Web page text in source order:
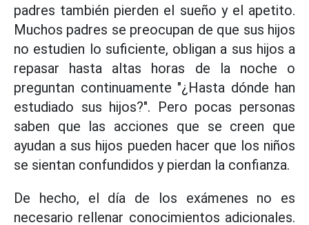
padres también pierden el sueño y el apetito.
Muchos padres se preocupan de que sus hijos
no estudien lo suficiente, obligan a sus hijos a
repasar hasta altas horas de la noche o
preguntan continuamente "¿Hasta dónde han
estudiado sus hijos?". Pero pocas personas
saben que las acciones que se creen que
ayudan a sus hijos pueden hacer que los niños
se sientan confundidos y pierdan la confianza.
De hecho, el día de los exámenes no es
necesario rellenar conocimientos adicionales.